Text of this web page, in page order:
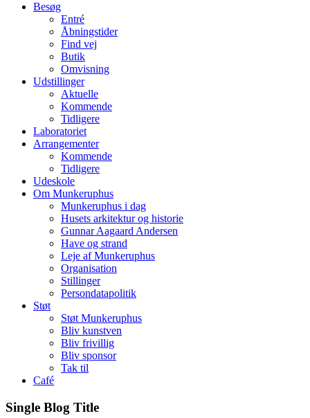
Besøg
Entré
Åbningstider
Find vej
Butik
Omvisning
Udstillinger
Aktuelle
Kommende
Tidligere
Laboratoriet
Arrangementer
Kommende
Tidligere
Udeskole
Om Munkeruphus
Munkeruphus i dag
Husets arkitektur og historie
Gunnar Aagaard Andersen
Have og strand
Leje af Munkeruphus
Organisation
Stillinger
Persondatapolitik
Støt
Støt Munkeruphus
Bliv kunstven
Bliv frivillig
Bliv sponsor
Tak til
Café
Single Blog Title